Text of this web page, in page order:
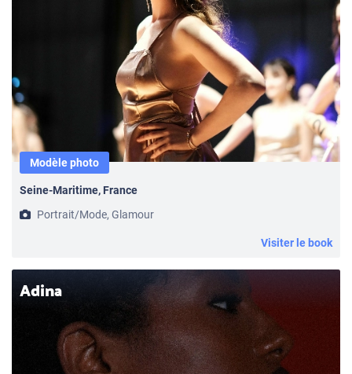
Modèle photo
Seine-Maritime, France
Portrait/Mode, Glamour
Visiter le book
Adina